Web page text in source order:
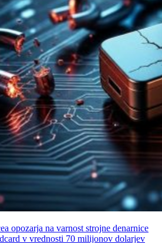
opozarja na varnost strojne denarnice
v vrednosti 70 milijonov dolarjev